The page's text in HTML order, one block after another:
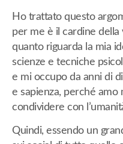
Ho trattato questo
per me è il cardine della
quanto riguarda la mia
scienze e tecniche
e mi occupo da anni di
e sapienza, perché amo
condividere con
Quindi, essendo un